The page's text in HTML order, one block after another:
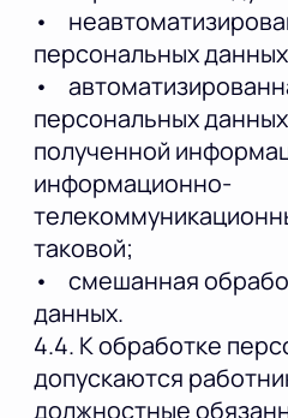
•
персональных
•
персональных
полученной
информационно-
таковой;
• смешанная
данных.
4.4. К обработке
допускаются
должностные